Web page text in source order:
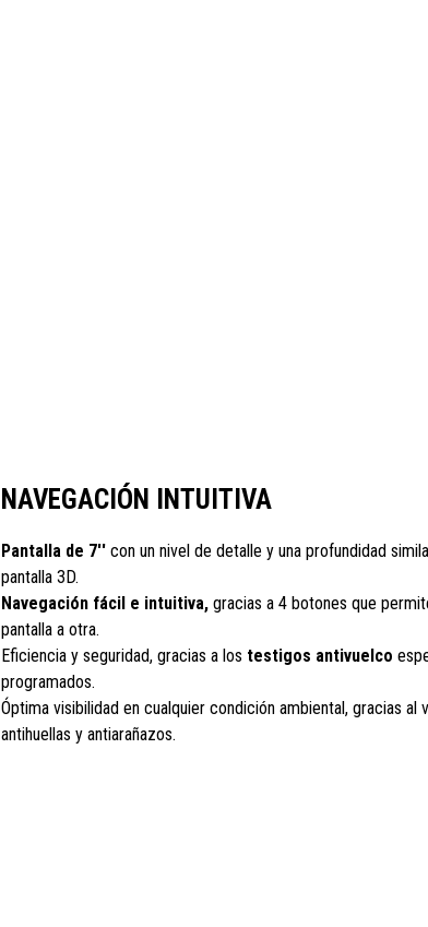
NAVEGACIÓN INTUITIVA
Pantalla de 7''con un nivel de detalle y una profundidad
pantalla 3D.
Navegación fácil e intuitiva,gracias a 4 botones que
pantalla a otra.
Eficiencia y seguridad, gracias a los testigos antivuelco
programados.
Óptima visibilidad en cualquier condición ambiental, gracias al
antihuellas y antiarañazos.